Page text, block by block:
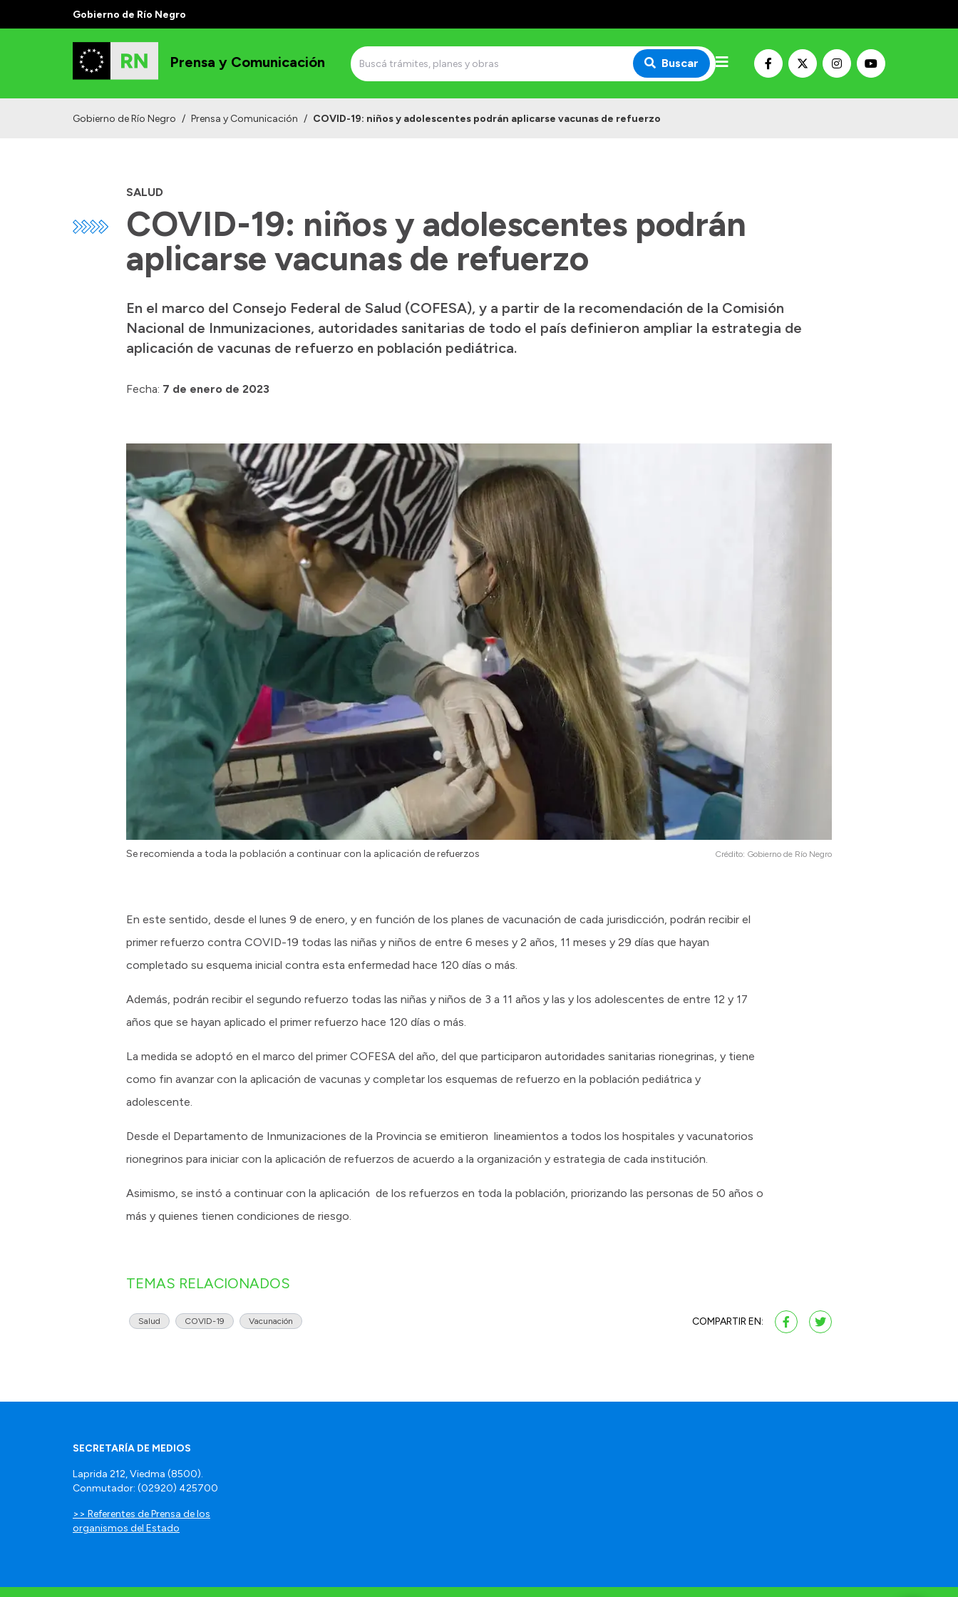
Gobierno de Río Negro
Prensa y Comunicación Buscar
Gobierno de Río Negro / Prensa y Comunicación / COVID-19: niños y adolescentes podrán aplicarse vacunas de refuerzo
SALUD
COVID-19: niños y adolescentes podrán
aplicarse vacunas de refuerzo
En el marco del Consejo Federal de Salud (COFESA), y a partir de la recomendación de la Comisión
Nacional de Inmunizaciones, autoridades sanitarias de todo el país definieron ampliar la estrategia de
aplicación de vacunas de refuerzo en población pediátrica.
Fecha: 7 de enero de 2023
Se recomienda a toda la población a continuar con la aplicación de refuerzos Crédito: Gobierno de Río Negro
En este sentido, desde el lunes 9 de enero, y en función de los planes de vacunación de cada jurisdicción, podrán recibir el
primer refuerzo contra COVID-19 todas las niñas y niños de entre 6 meses y 2 años, 11 meses y 29 días que hayan
completado su esquema inicial contra esta enfermedad hace 120 días o más.
Además, podrán recibir el segundo refuerzo todas las niñas y niños de 3 a 11 años y las y los adolescentes de entre 12 y 17
años que se hayan aplicado el primer refuerzo hace 120 días o más.
La medida se adoptó en el marco del primer COFESA del año, del que participaron autoridades sanitarias rionegrinas, y tiene
como fin avanzar con la aplicación de vacunas y completar los esquemas de refuerzo en la población pediátrica y
adolescente.
Desde el Departamento de Inmunizaciones de la Provincia se emitieron lineamientos a todos los hospitales y vacunatorios
rionegrinos para iniciar con la aplicación de refuerzos de acuerdo a la organización y estrategia de cada institución.
Asimismo, se instó a continuar con la aplicación de los refuerzos en toda la población, priorizando las personas de 50 años o
más y quienes tienen condiciones de riesgo.
TEMAS RELACIONADOS
Salud COVID-19 Vacunación COMPARTIR EN:
SECRETARÍA DE MEDIOS
Laprida 212, Viedma (8500).
Conmutador: (02920) 425700
>> Referentes de Prensa de los
organismos del Estado